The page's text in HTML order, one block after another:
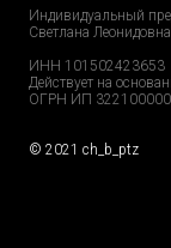
Индивидуальный
Светлана Леонидовна
ИНН 101502423653
Действует на
ОГРН ИП
© 2021 ch_b_ptz